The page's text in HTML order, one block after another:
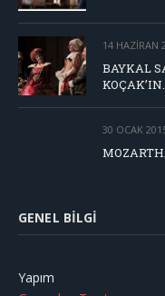
14 HAZIRAN
BAYKAL
30 OCAK
GENEL BILGI
Yapım